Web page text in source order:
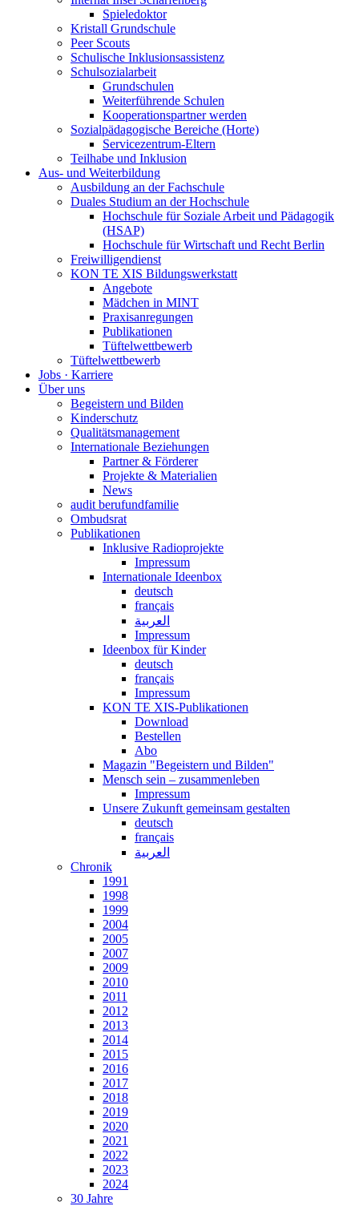
Spieledoktor
Kristall Grundschule
Peer Scouts
Schulische Inklusionsassistenz
Schulsozialarbeit
Grundschulen
Weiterführende Schulen
Kooperationspartner werden
Sozialpädagogische Bereiche (Horte)
Servicezentrum-Eltern
Teilhabe und Inklusion
Aus- und Weiterbildung
Ausbildung an der Fachschule
Duales Studium an der Hochschule
Hochschule für Soziale Arbeit und Pädagogik
(HSAP)
Hochschule für Wirtschaft und Recht Berlin
Freiwilligendienst
KON TE XIS Bildungswerkstatt
Angebote
Mädchen in MINT
Praxisanregungen
Publikationen
Tüftelwettbewerb
Tüftelwettbewerb
Jobs · Karriere
Über uns
Begeistern und Bilden
Kinderschutz
Qualitätsmanagement
Internationale Beziehungen
Partner & Förderer
Projekte & Materialien
News
audit berufundfamilie
Ombudsrat
Publikationen
Inklusive Radioprojekte
Impressum
Internationale Ideenbox
deutsch
français
العربية
Impressum
Ideenbox für Kinder
deutsch
français
Impressum
KON TE XIS-Publikationen
Download
Bestellen
Abo
Magazin "Begeistern und Bilden"
Mensch sein – zusammenleben
Impressum
Unsere Zukunft gemeinsam gestalten
deutsch
français
العربية
Chronik
1991
1998
1999
2004
2005
2007
2009
2010
2011
2012
2013
2014
2015
2016
2017
2018
2019
2020
2021
2022
2023
2024
30 Jahre